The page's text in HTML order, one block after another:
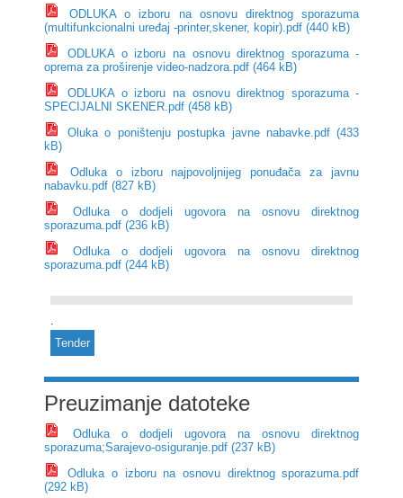
ODLUKA o izboru na osnovu direktnog sporazuma
(multifunkcionalni uređaj -printer,skener, kopir).pdf (440 kB)
ODLUKA o izboru na osnovu direktnog sporazuma -
oprema za proširenje video-nadzora.pdf (464 kB)
ODLUKA o izboru na osnovu direktnog sporazuma -
SPECIJALNI SKENER.pdf (458 kB)
Oluka o poništenju postupka javne nabavke.pdf (433
kB)
Odluka o izboru najpovoljnijeg ponuđača za javnu
nabavku.pdf (827 kB)
Odluka o dodjeli ugovora na osnovu direktnog
sporazuma.pdf (236 kB)
Odluka o dodjeli ugovora na osnovu direktnog
sporazuma.pdf (244 kB)
.
Tender
Preuzimanje datoteke
Odluka o dodjeli ugovora na osnovu direktnog
sporazuma;Sarajevo-osiguranje.pdf (237 kB)
Odluka o izboru na osnovu direktnog sporazuma.pdf
(292 kB)